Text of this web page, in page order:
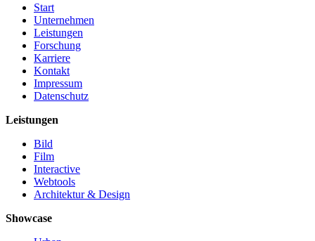
Start
Unternehmen
Leistungen
Forschung
Karriere
Kontakt
Impressum
Datenschutz
Leistungen
Bild
Film
Interactive
Webtools
Architektur & Design
Showcase